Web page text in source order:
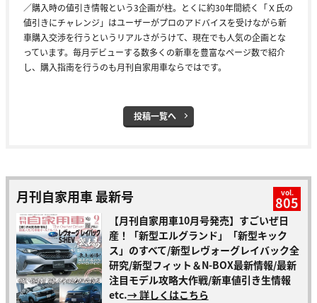
／購入時の値引き情報という3企画が柱。とくに約30年間続く「Ｘ氏の
値引きにチャレンジ」はユーザーがプロのアドバイスを受けながら新
車購入交渉を行うというリアルさがうけて、現在でも人気の企画とな
っています。毎月デビューする数多くの新車を豊富なページ数で紹介
し、購入指南を行うのも月刊自家用車ならではです。
投稿一覧へ
月刊自家用車 最新号 vol.
805
【月刊自家用車10月号発売】すごいぜ日
産！「新型エルグランド」「新型キック
ス」のすべて/新型レヴォーグレイバック全
研究/新型フィット＆N-BOX最新情報/最新
注目モデル攻略大作戦/新車値引き生情報
etc.→ 詳しくはこちら